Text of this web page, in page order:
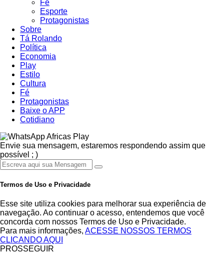
Fé
Esporte
Protagonistas
Sobre
Tá Rolando
Política
Economia
Play
Estilo
Cultura
Fé
Protagonistas
Baixe o APP
Cotidiano
Africas Play
Envie sua mensagem, estaremos respondendo assim que
possível ; )
Termos de Uso e Privacidade
Esse site utiliza cookies para melhorar sua experiência de
navegação. Ao continuar o acesso, entendemos que você
concorda com nossos Termos de Uso e Privacidade.
Para mais informações, ACESSE NOSSOS TERMOS
CLICANDO AQUI
PROSSEGUIR